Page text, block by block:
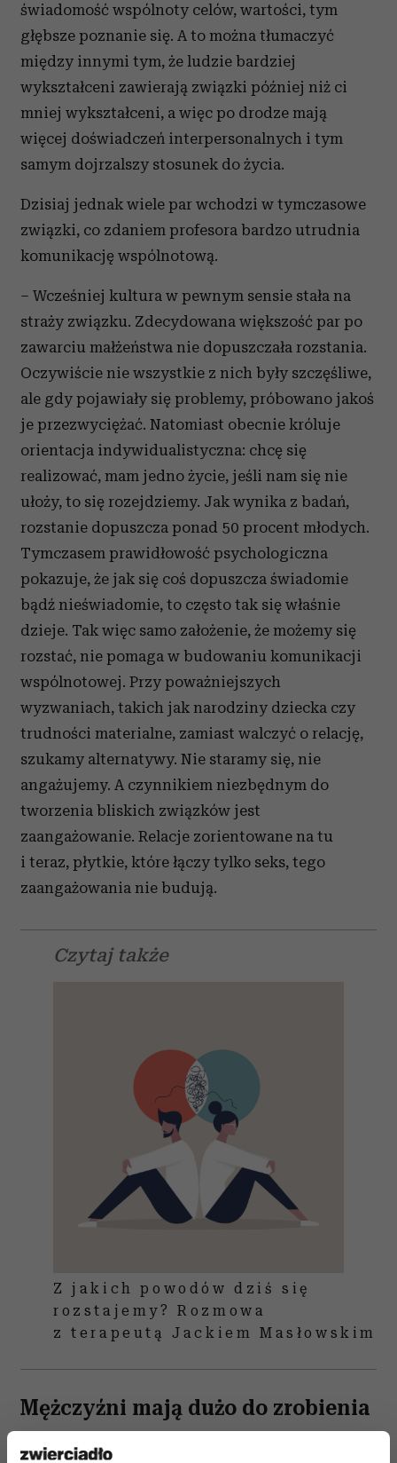
świadomość wspólnoty celów, wartości, tym
głębsze poznanie się. A to można tłumaczyć
między innymi tym, że ludzie bardziej
wykształceni zawierają związki później niż ci
mniej wykształceni, a więc po drodze mają
więcej doświadczeń interpersonalnych i tym
samym dojrzalszy stosunek do życia.
Dzisiaj jednak wiele par wchodzi w tymczasowe
związki, co zdaniem profesora bardzo utrudnia
komunikację wspólnotową.
– Wcześniej kultura w pewnym sensie stała na
straży związku. Zdecydowana większość par po
zawarciu małżeństwa nie dopuszczała rozstania.
Oczywiście nie wszystkie z nich były szczęśliwe,
ale gdy pojawiały się problemy, próbowano jakoś
je przezwyciężać. Natomiast obecnie króluje
orientacja indywidualistyczna: chcę się
realizować, mam jedno życie, jeśli nam się nie
ułoży, to się rozejdziemy. Jak wynika z badań,
rozstanie dopuszcza ponad 50 procent młodych.
Tymczasem prawidłowość psychologiczna
pokazuje, że jak się coś dopuszcza świadomie
bądź nieświadomie, to często tak się właśnie
dzieje. Tak więc samo założenie, że możemy się
rozstać, nie pomaga w budowaniu komunikacji
wspólnotowej. Przy poważniejszych
wyzwaniach, takich jak narodziny dziecka czy
trudności materialne, zamiast walczyć o relację,
szukamy alternatywy. Nie staramy się, nie
angażujemy. A czynnikiem niezbędnym do
tworzenia bliskich związków jest
zaangażowanie. Relacje zorientowane na tu
i teraz, płytkie, które łączy tylko seks, tego
zaangażowania nie budują.
Czytaj także
Z jakich powodów dziś się
rozstajemy? Rozmowa
z terapeutą Jackiem Masłowskim
Mężczyźni mają dużo do zrobienia
Ostatnie amerykańskie badania nad związkami